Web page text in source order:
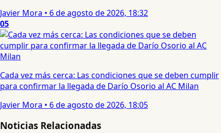
Javier Mora • 6 de agosto de 2026, 18:32
05
Cada vez más cerca: Las condiciones que se deben cumplir
para confirmar la llegada de Darío Osorio al AC Milan
Javier Mora • 6 de agosto de 2026, 18:05
Noticias Relacionadas